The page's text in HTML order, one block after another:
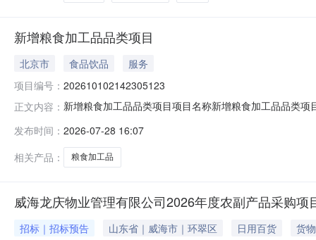
新增粮食加工品品类项目
北京市 食品饮品
服务
项目编号： 202610102142305123
正文内容： 新增粮食加工品品类项目项目名称新增粮食加工品品类
2026-07-2800:00:00.0
发布时间： 2026-07-28 16:07
相关产品：
粮食加工品
威海龙庆物业管理有限公司2026年度农副产品采购项
招标｜招标预告 山东省｜威海市｜环翠区 日用百货
货物